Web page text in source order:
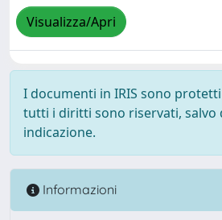
Visualizza/Apri
I documenti in IRIS sono
tutti i diritti sono riservati, salvo
indicazione.
Informazioni